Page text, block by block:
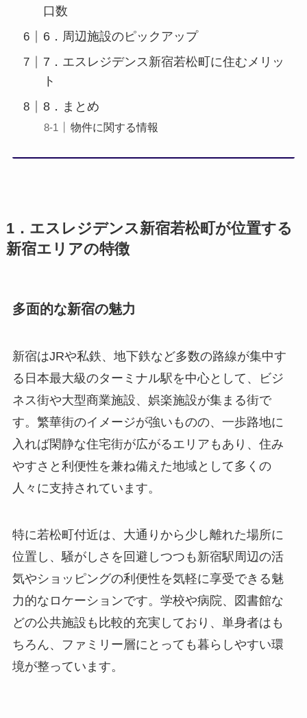
口数
6．周辺施設のピックアップ
7．エスレジデンス新宿若松町に住むメリッ
ト
8．まとめ
物件に関する情報
1．エスレジデンス新宿若松町が位置する
新宿エリアの特徴
多面的な新宿の魅力
新宿はJRや私鉄、地下鉄など多数の路線が集中す
る日本最大級のターミナル駅を中心として、ビジ
ネス街や大型商業施設、娯楽施設が集まる街で
す。繁華街のイメージが強いものの、一歩路地に
入れば閑静な住宅街が広がるエリアもあり、住み
やすさと利便性を兼ね備えた地域として多くの
人々に支持されています。
特に若松町付近は、大通りから少し離れた場所に
位置し、騒がしさを回避しつつも新宿駅周辺の活
気やショッピングの利便性を気軽に享受できる魅
力的なロケーションです。学校や病院、図書館な
どの公共施設も比較的充実しており、単身者はも
ちろん、ファミリー層にとっても暮らしやすい環
境が整っています。